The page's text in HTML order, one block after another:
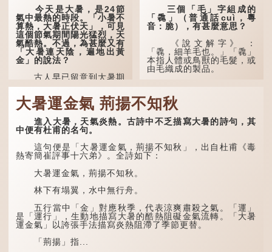
今天是大暑，是24節
氣中最熱的時段。「小暑不
算熱，大暑正伏天」，可見
這個節氣期間陽光猛烈，天
氣酷熱。不過，為甚麼又有
「大暑連天陰，遍地出黃
金」的說法？
古人早已留意到大暑期
間的氣候規律。《逸周書·
時訓解》記載：「大暑之
日，腐草化為螢。又五日，
土潤溽暑。又五日，大雨時
行。」意思是說，大暑時節
螢火蟲出生，土地濕熱，常
有大雨出現。
三個「毛」字組成的
「毳」（普通話cuì，粵
音：脆），有甚麼意思？
《說文解字》 ：
「毳，細羊毛也。」「毳」
本指人體或鳥獸的毛髮，或
由毛織成的製品。
人體表面，例如手臂等
部位生長的細毛，也叫
「毳」，又叫「寒毛」、
「汗毛」。
醫學上，「毳毛」是一
童時期長出的一種細小、不
易注意到卻又幾乎遍布全身
的毛髮。毳毛的密度因人而
大暑運金氣 荊揚不知秋
進入大暑，天氣炎熱。古詩中不乏描寫大暑的詩句，其
中便有杜甫的名句。
這句便是「大暑運金氣，荊揚不知秋」，出自杜甫《毒
熱寄簡崔評事十六弟》。全詩如下：
大暑運金氣，荊揚不知秋。
林下有塌翼，水中無行舟。
五行當中「金」對應秋季，代表涼爽肅殺之氣。「運」
是「運行」，生動地描寫大暑的酷熱阻礙金氣流轉。「大暑
運金氣」以誇張手法描寫炎熱阻滯了季節更替。
「荊揚」指...